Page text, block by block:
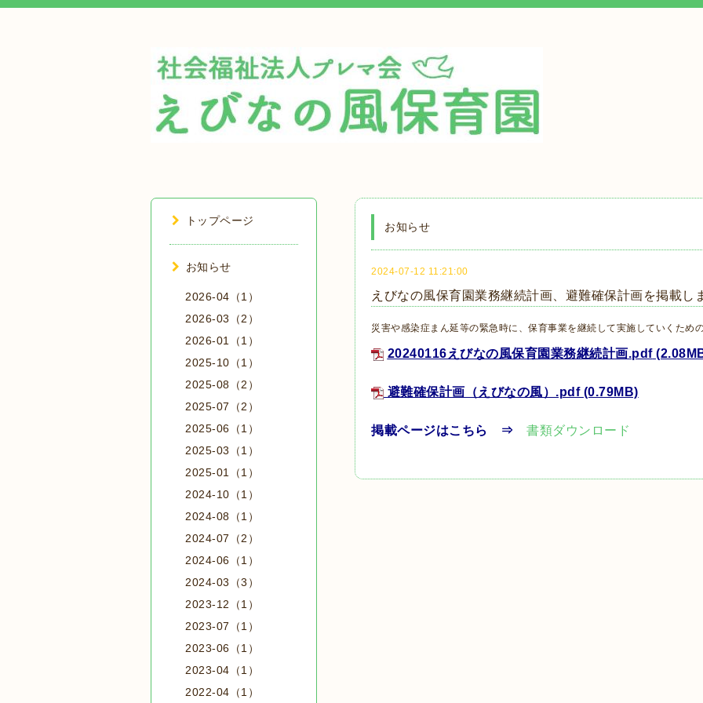
お知らせ
2024-07-12 11:21:00
えびなの風保育園業務継続計画、避難確保計画を掲載し
災害や感染症まん延等の緊急時に、保育事業を継続して実施していくため
20240116えびなの風保育園業務継続計画.pdf
避難確保計画（えびなの風）.pdf (0.79MB)
掲載ページはこちら ⇒ 書類ダウンロード
トップページ
お知らせ
2026-04（1）
2026-03（2）
2026-01（1）
2025-10（1）
2025-08（2）
2025-07（2）
2025-06（1）
2025-03（1）
2025-01（1）
2024-10（1）
2024-08（1）
2024-07（2）
2024-06（1）
2024-03（3）
2023-12（1）
2023-07（1）
2023-06（1）
2023-04（1）
2022-04（1）